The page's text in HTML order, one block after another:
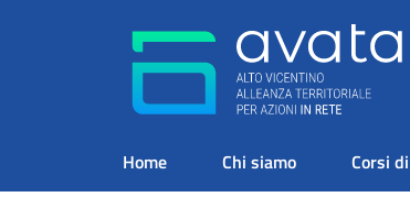
Home Chi siamo Corsi